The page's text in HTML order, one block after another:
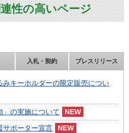
性の高いページ
入札・契約 プレスリリース
みキーホルダーの限定販売につい
」の実施について
サポーター宣言